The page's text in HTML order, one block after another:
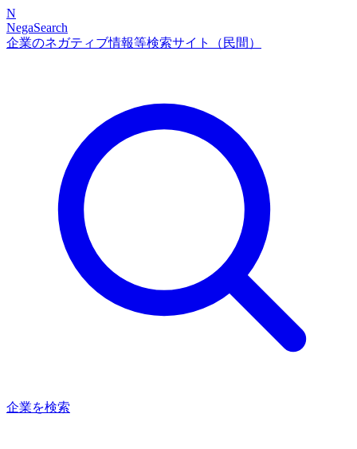
N
NegaSearch
企業のネガティブ情報等検索サイト（民間）
企業を検索